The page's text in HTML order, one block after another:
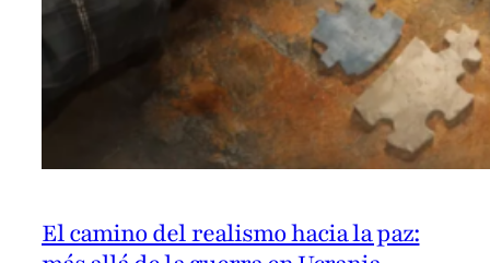
El camino del realismo hacia la paz: